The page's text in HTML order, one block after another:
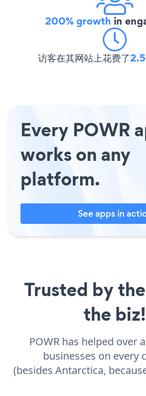
200% growth in
访客在其网站上花费了
Every POWR
works on any
platform.
See apps in
Trusted by
the biz!
POWR has helped over
businesses on every
(besides Antarctica,